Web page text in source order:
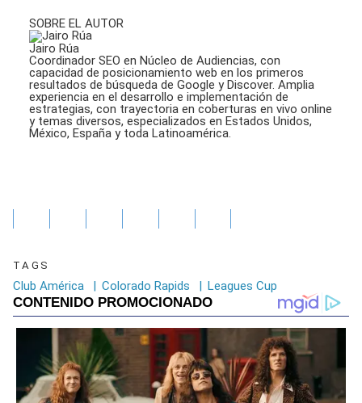
SOBRE EL AUTOR
Jairo Rúa
Coordinador SEO en Núcleo de Audiencias, con
capacidad de posicionamiento web en los primeros
resultados de búsqueda de Google y Discover. Amplia
experiencia en el desarrollo e implementación de
estrategias, con trayectoria en coberturas en vivo online
y temas diversos, especializados en Estados Unidos,
México, España y toda Latinoamérica.
TAGS
Club América | Colorado Rapids | Leagues Cup